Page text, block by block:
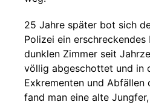
25 Jahre später bot sich
Polizei ein erschreckendes
dunklen Zimmer seit
völlig abgeschottet und in
Exkrementen und Abfällen
fand man eine alte